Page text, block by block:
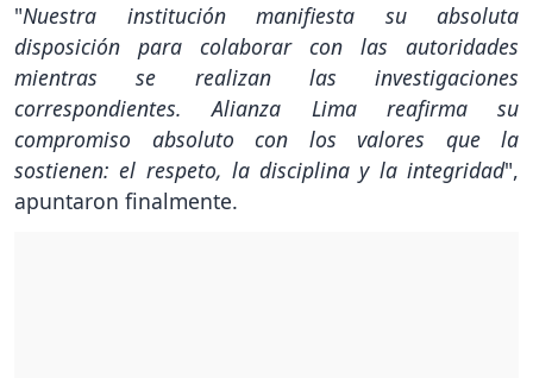
"Nuestra institución manifiesta su absoluta
disposición para colaborar con las autoridades
mientras se realizan las investigaciones
correspondientes. Alianza Lima reafirma su
compromiso absoluto con los valores que la
sostienen: el respeto, la disciplina y la integridad",
apuntaron finalmente.